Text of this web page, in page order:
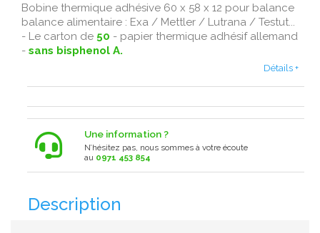
Bobine thermique adhésive 60 x 58 x 12 pour balance
balance alimentaire : Exa / Mettler / Lutrana / Testut...
- Le carton de 50 - papier thermique adhésif allemand
- sans bisphenol A.
Détails +
Une information ?
N’hésitez pas, nous sommes à votre écoute
au 0971 453 854
Description